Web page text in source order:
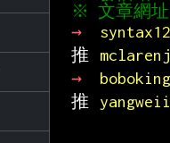
※ 文章網
→
推
→
推